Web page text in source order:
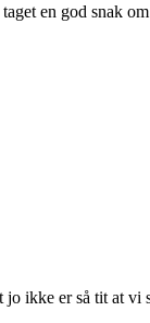
en god snak
ikke er så tit at vi